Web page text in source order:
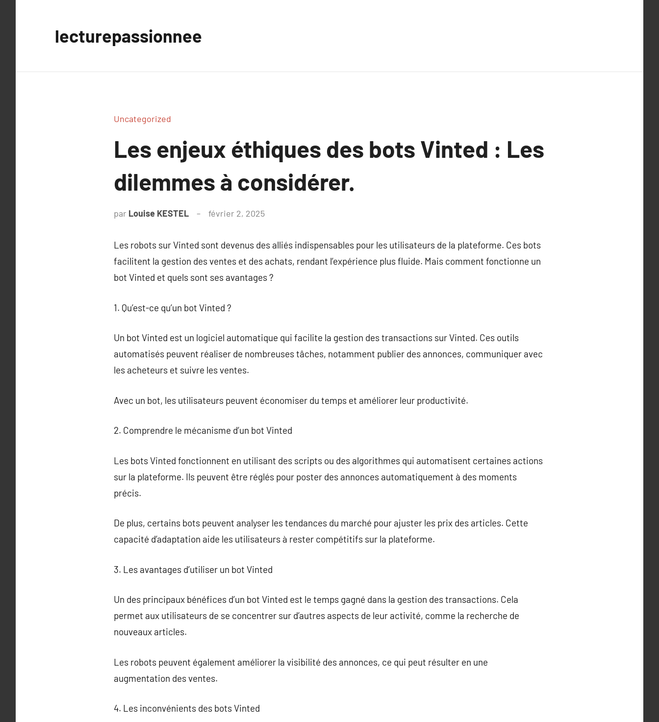
lecturepassionnee
Uncategorized
Les enjeux éthiques des bots Vinted : Les
dilemmes à considérer.
par Louise KESTEL février 2, 2025
Les robots sur Vinted sont devenus des alliés indispensables pour les utilisateurs de la plateforme. Ces bots
facilitent la gestion des ventes et des achats, rendant l’expérience plus fluide. Mais comment fonctionne un
bot Vinted et quels sont ses avantages ?
1. Qu’est-ce qu’un bot Vinted ?
Un bot Vinted est un logiciel automatique qui facilite la gestion des transactions sur Vinted. Ces outils
automatisés peuvent réaliser de nombreuses tâches, notamment publier des annonces, communiquer avec
les acheteurs et suivre les ventes.
Avec un bot, les utilisateurs peuvent économiser du temps et améliorer leur productivité.
2. Comprendre le mécanisme d’un bot Vinted
Les bots Vinted fonctionnent en utilisant des scripts ou des algorithmes qui automatisent certaines actions
sur la plateforme. Ils peuvent être réglés pour poster des annonces automatiquement à des moments
précis.
De plus, certains bots peuvent analyser les tendances du marché pour ajuster les prix des articles. Cette
capacité d’adaptation aide les utilisateurs à rester compétitifs sur la plateforme.
3. Les avantages d’utiliser un bot Vinted
Un des principaux bénéfices d’un bot Vinted est le temps gagné dans la gestion des transactions. Cela
permet aux utilisateurs de se concentrer sur d’autres aspects de leur activité, comme la recherche de
nouveaux articles.
Les robots peuvent également améliorer la visibilité des annonces, ce qui peut résulter en une
augmentation des ventes.
4. Les inconvénients des bots Vinted